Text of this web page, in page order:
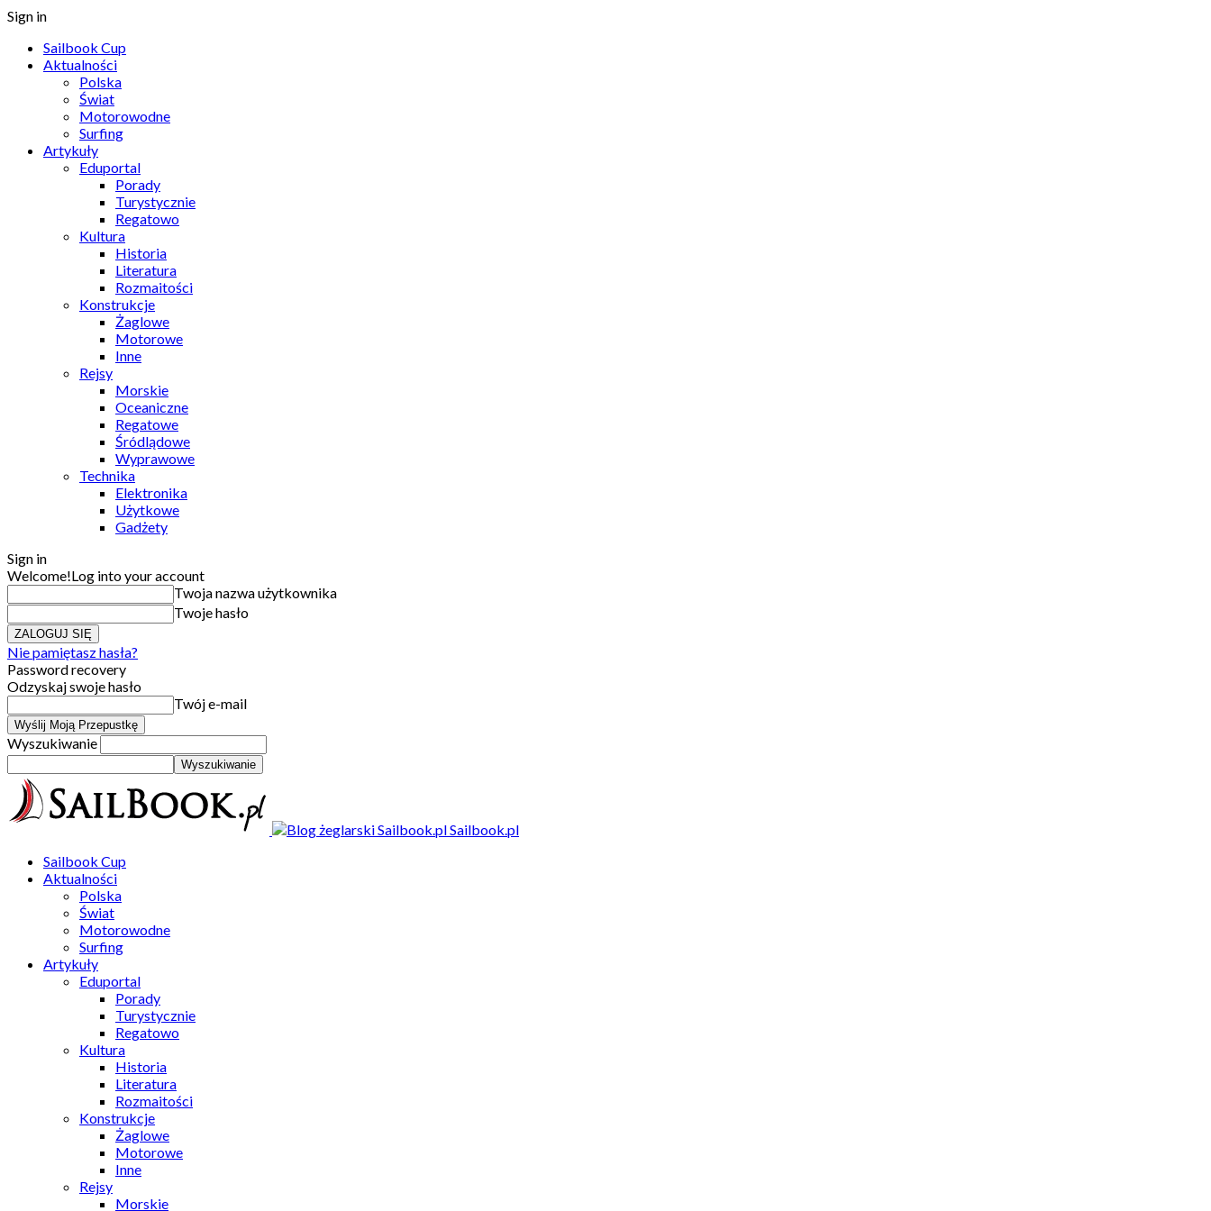
Sign in
Sailbook Cup
Aktualności
Polska
Świat
Motorowodne
Surfing
Artykuły
Eduportal
Porady
Turystycznie
Regatowo
Kultura
Historia
Literatura
Rozmaitości
Konstrukcje
Żaglowe
Motorowe
Inne
Rejsy
Morskie
Oceaniczne
Regatowe
Śródlądowe
Wyprawowe
Technika
Elektronika
Użytkowe
Gadżety
Sign in
Welcome!Log into your account
Twoja nazwa użytkownika
Twoje hasło
Nie pamiętasz hasła?
Password recovery
Odzyskaj swoje hasło
Twój e-mail
Wyszukiwanie
Sailbook.pl
Sailbook Cup
Aktualności
Polska
Świat
Motorowodne
Surfing
Artykuły
Eduportal
Porady
Turystycznie
Regatowo
Kultura
Historia
Literatura
Rozmaitości
Konstrukcje
Żaglowe
Motorowe
Inne
Rejsy
Morskie